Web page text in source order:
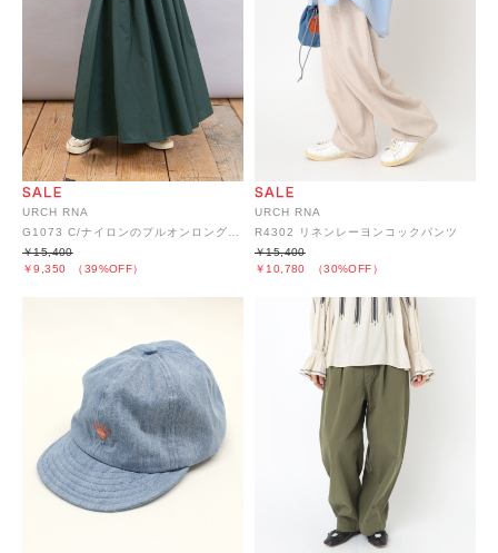
URCH RNA
G1073 C/ナイロンのプルオンロングスカート
￥9,350 （39%OFF）
￥15,400
URCH RNA
R4302 リネンレーヨンコックパンツ
￥10,780 （30%OFF）
￥15,400